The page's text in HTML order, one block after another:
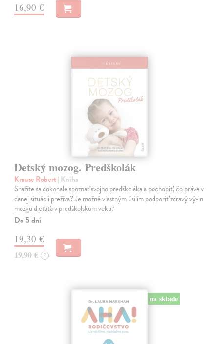
16,90 €
Detský mozog. Predškolák
Krause Robert| Kniha
Snažíte sa dokonale spoznať svojho predškoláka a pochopiť, čo práve v
danej situácii prežíva? Je možné vlastným úsilím podporiť zdravý vývin
mozgu dieťaťa v predškolskom veku?
Do 5 dní
19,30 €
19,90 € ?
na sklade